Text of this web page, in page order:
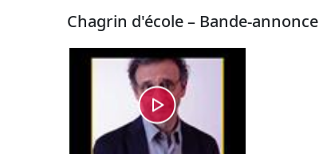
Chagrin d'école – Bande-annonce